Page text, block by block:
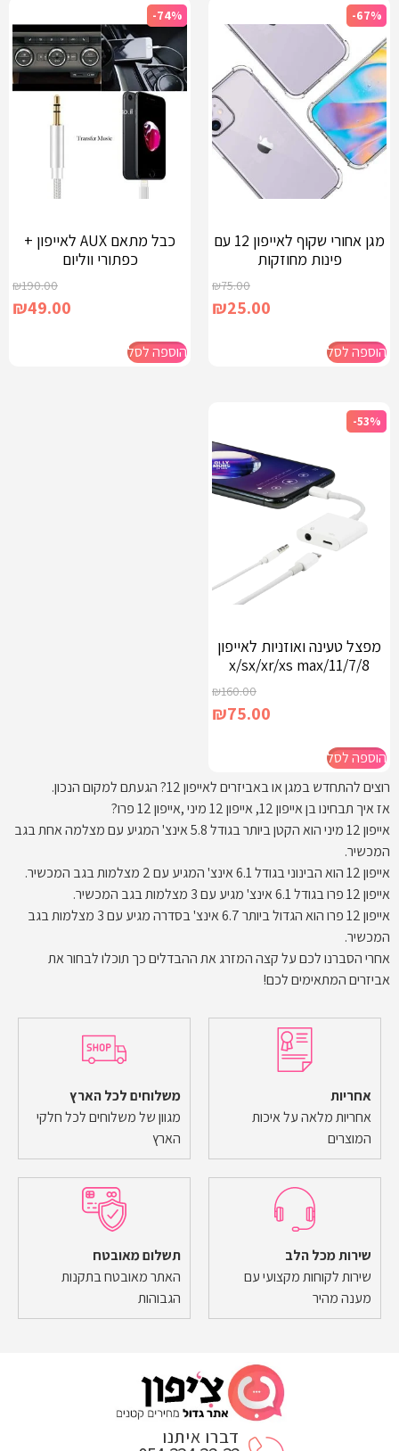
-67%
מגן אחורי שקוף לאייפון 12 עם
פינות מחוזקות
₪75.00
₪25.00
הוספה לסל
-74%
כבל מתאם AUX לאייפון +
כפתורי ווליום
₪190.00
₪49.00
הוספה לסל
-53%
מפצל טעינה ואוזניות לאייפון
7/8/x/sx/xr/xs max/11
₪160.00
₪75.00
הוספה לסל
רוצים להתחדש במגן או באביזרים לאייפון 12? הגעתם למקום הנכון.
אז איך תבחינו בן אייפון 12, אייפון 12 מיני ,אייפון 12 פרו?
אייפון 12 מיני הוא הקטן ביותר בגודל 5.8 אינצ' המגיע עם מצלמה אחת בגב
המכשיר.
אייפון 12 הוא הבינוני בגודל 6.1 אינצ' המגיע עם 2 מצלמות בגב המכשיר.
אייפון 12 פרו בגודל 6.1 אינצ' מגיע עם 3 מצלמות בגב המכשיר.
אייפון 12 פרו הוא הגדול ביותר 6.7 אינצ' בסדרה מגיע עם 3 מצלמות בגב
המכשיר.
אחרי הסברנו לכם על קצה המזרג את ההבדלים כך תוכלו לבחור את
אביזרים המתאימים לכם!
אחריות
אחריות מלאה על איכות
המוצרים
משלוחים לכל הארץ
מגוון של משלוחים לכל חלקי
הארץ
שירות מכל הלב
שירות לקוחות מקצועי עם
מענה מהיר
תשלום מאובטח
האתר מאובטח בתקנות
הגבוהות
דברו איתנו